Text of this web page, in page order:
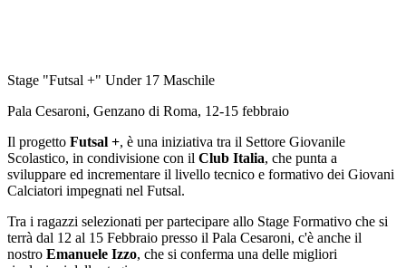
Stage "Futsal +" Under 17 Maschile
Pala Cesaroni, Genzano di Roma, 12-15 febbraio
Il progetto Futsal +, è una iniziativa tra il Settore Giovanile
Scolastico, in condivisione con il Club Italia, che punta a
sviluppare ed incrementare il livello tecnico e formativo dei Giovani
Calciatori impegnati nel Futsal.
Tra i ragazzi selezionati per partecipare allo Stage Formativo che si
terrà dal 12 al 15 Febbraio presso il Pala Cesaroni, c'è anche il
nostro Emanuele Izzo, che si conferma una delle migliori